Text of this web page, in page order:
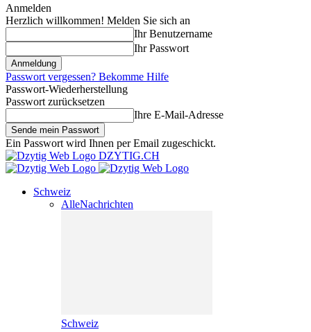
Anmelden
Herzlich willkommen! Melden Sie sich an
Ihr Benutzername
Ihr Passwort
Passwort vergessen? Bekomme Hilfe
Passwort-Wiederherstellung
Passwort zurücksetzen
Ihre E-Mail-Adresse
Ein Passwort wird Ihnen per Email zugeschickt.
DZYTIG.CH
Schweiz
AlleNachrichten
Schweiz